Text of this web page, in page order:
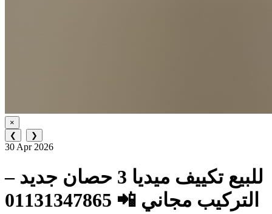
×
❮
❯
30 Apr 2026
للبيع تكييف ميديا 3 حصان جديد –
التركيب مجاني 📲 01131347865